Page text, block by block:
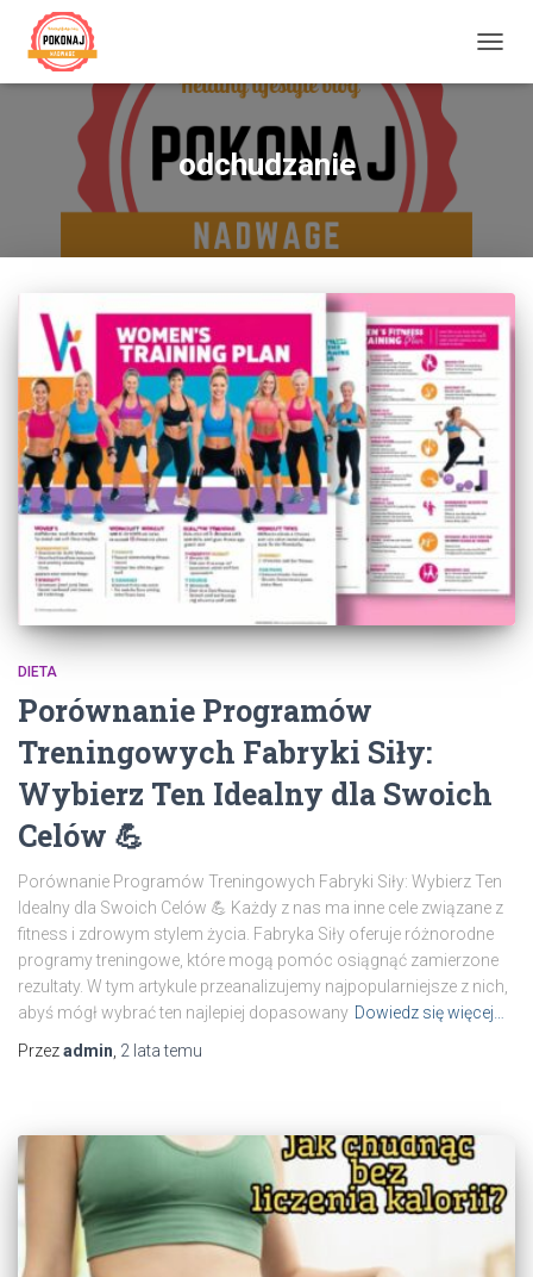
odchudzanie
DIETA
Porównanie Programów
Treningowych Fabryki Siły:
Wybierz Ten Idealny dla Swoich
Celów 💪
Porównanie Programów Treningowych Fabryki Siły: Wybierz Ten
Idealny dla Swoich Celów 💪 Każdy z nas ma inne cele związane z
fitness i zdrowym stylem życia. Fabryka Siły oferuje różnorodne
programy treningowe, które mogą pomóc osiągnąć zamierzone
rezultaty. W tym artykule przeanalizujemy najpopularniejsze z nich,
abyś mógł wybrać ten najlepiej dopasowany Dowiedz się więcej…
Przezadmin 2 latatemu